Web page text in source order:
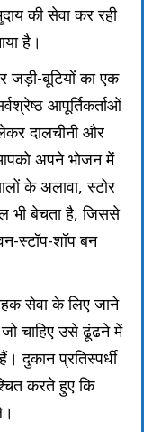
की सेवा कर रही
है।
जड़ी-बूटियों का एक
आपूर्तिकर्ताओं
दालचीनी और
अपने भोजन में
के अलावा, स्टोर
भी बेचता है, जिससे
स्टॉप-शॉप बन
सेवा के लिए जाने
चाहिए उसे ढूंढने में
प्रतिस्पर्धी
करते हुए कि